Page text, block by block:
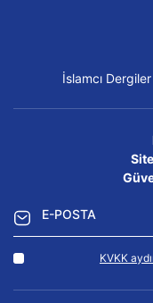
İslamcı
KVKK